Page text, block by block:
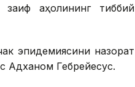
аҳолининг тиббий
эпидемиясини назорат
Адханом Гебрейесус.